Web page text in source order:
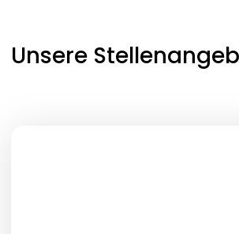
Unsere